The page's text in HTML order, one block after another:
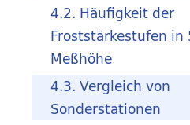
4.2. Häufigkeit der
Froststärkestufen in
Meßhöhe
4.3. Vergleich von
Sonderstationen